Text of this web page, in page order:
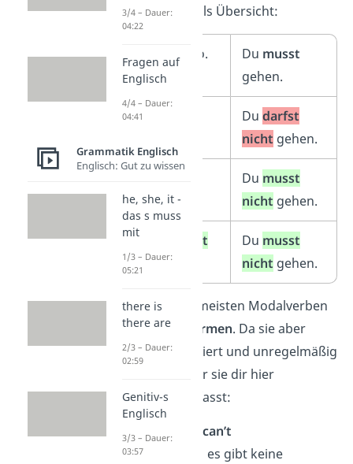
das nochmal als Übersicht:
must go. Du musst
gehen.
✗You Du darfst
nicht gehen.
notgo.
Du musst
nicht gehen.
✓
do not
have to
Du musst
nicht gehen.
Auch bei den meisten Modalverben
gibt esKurzformen. Da sie aber
etwas kompliziert und unregelmäßig
sind, haben wir sie dir hier
zusammengefasst:
can
can’t
may
not → es gibt keine
3/4 – Dauer:
04:22
Fragen auf
Englisch
4/4 – Dauer:
04:41
Grammatik Englisch
Englisch: Gut zu wissen
he, she, it -
das s muss
mit
1/3 – Dauer:
05:21
there is
there are
2/3 – Dauer:
02:59
Genitiv-s
Englisch
3/3 – Dauer:
03:57